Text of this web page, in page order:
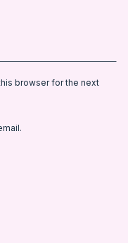
browser for the next